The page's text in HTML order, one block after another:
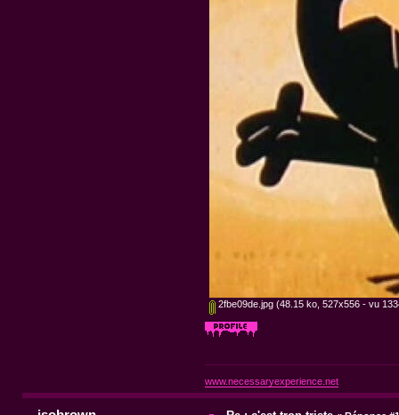
2fbe09de.jpg (48.15 ko, 527x556 - vu
www.necessaryexperience.net